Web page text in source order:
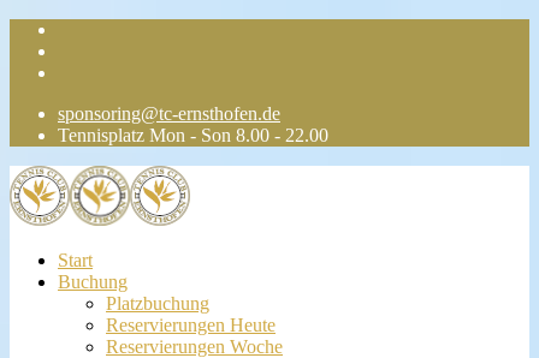
sponsoring@tc-ernsthofen.de
Tennisplatz Mon - Son 8.00 - 22.00
Start
Buchung
Platzbuchung
Reservierungen Heute
Reservierungen Woche